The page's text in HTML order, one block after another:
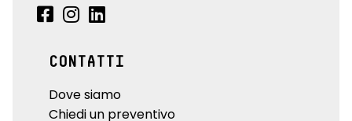
CONTATTI
Dove siamo
Chiedi un preventivo